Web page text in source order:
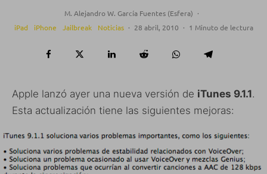
M. Alejandro W. García Fuentes (Esfera) ·
iPad
iPhone Jailbreak Noticias · 28 abril, 2010 · 1 Minuto de lectura
Apple lanzó ayer una nueva versión de iTunes 9.1.1.
Esta actualización tiene las siguientes mejoras: